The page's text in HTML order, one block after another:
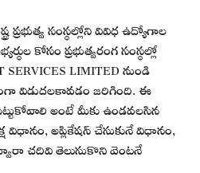
ప్రభుత్వ సంస్థల్లోని వివిధ ఉద్యోగాల
కోసం ప్రభుత్వరంగ సంస్థల్లో
LIMITED నుండి
విడుదలకావడం జరిగింది. ఈ
అంటే మీకు ఉండవలసిన
విధానం, అప్లికేషన్ చేసుకునే విధానం,
చదివి తెలుసుకొని వెంటనే